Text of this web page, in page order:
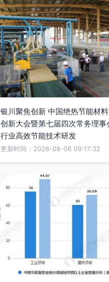
银川聚焦创新 中国绝热节能材
创新大会暨第七届四次常务理事
行业高效节能技术研发
更新时间：2026-08-06 09:17:32